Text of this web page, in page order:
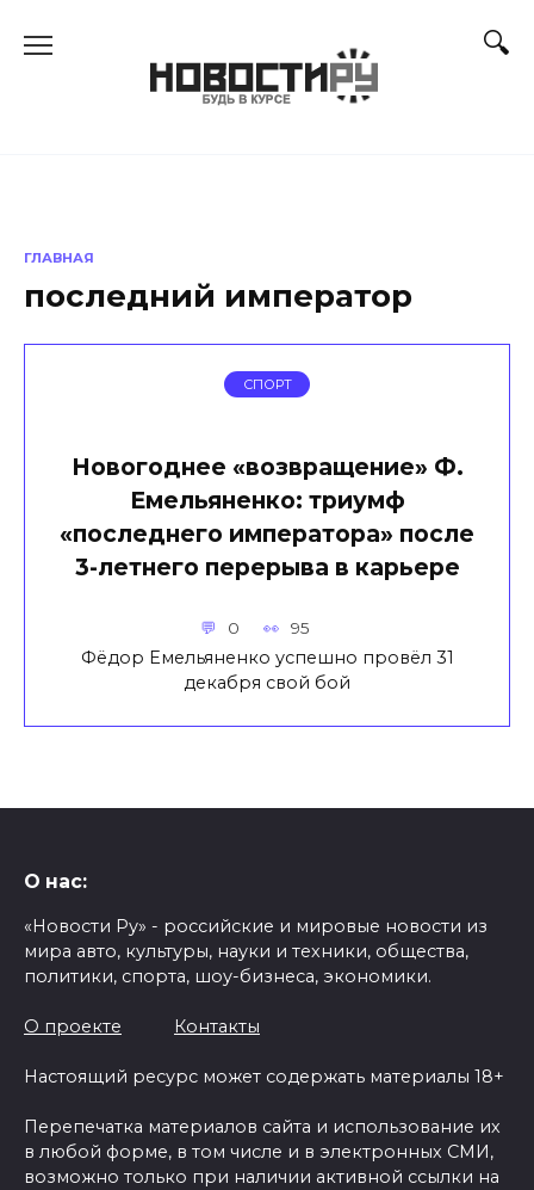
ГЛАВНАЯ
последний император
СПОРТ
Новогоднее «возвращение» Ф.
Емельяненко: триумф
«последнего императора» после
3-летнего перерыва в карьере
0 95
Фёдор Емельяненко успешно провёл 31
декабря свой бой
О нас:
«Новости Ру» - российские и мировые новости из
мира авто, культуры, науки и техники, общества,
политики, спорта, шоу-бизнеса, экономики.
О проекте Контакты
Настоящий ресурс может содержать материалы 18+
Перепечатка материалов сайта и использование их
в любой форме, в том числе и в электронных СМИ,
возможно только при наличии активной ссылки на